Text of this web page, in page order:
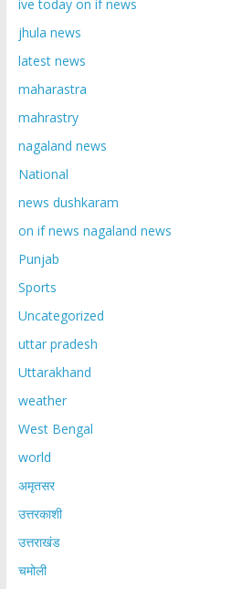
ive today on if news
jhula news
latest news
maharastra
mahrastry
nagaland news
National
news dushkaram
on if news nagaland news
Punjab
Sports
Uncategorized
uttar pradesh
Uttarakhand
weather
West Bengal
world
अमृतसर
उत्तरकाशी
उत्तराखंड
चमोली